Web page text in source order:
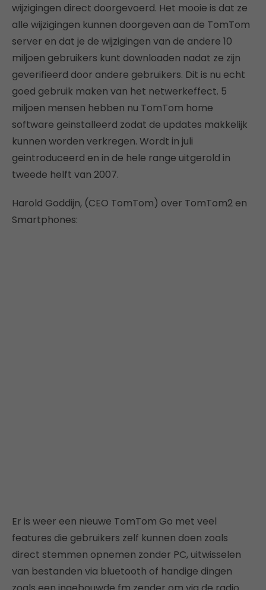
wijzigingen direct doorgevoerd. Het mooie is dat ze
alle wijzigingen kunnen doorgeven aan de TomTom
server en dat je de wijzigingen van de andere 10
miljoen gebruikers kunt downloaden nadat ze zijn
geverifieerd door andere gebruikers. Dit is nu echt
goed gebruik maken van het netwerkeffect. 5
miljoen mensen hebben nu TomTom home
software geinstalleerd zodat de updates makkelijk
kunnen worden verkregen. Wordt in juli
geintroduceerd en in de hele range uitgerold in
tweede helft van 2007.
Harold Goddijn, (CEO TomTom) over TomTom2 en
Smartphones:
Er is weer een nieuwe TomTom Go met veel
features die gebruikers zelf kunnen doen zoals
direct stemmen opnemen zonder PC, uitwisselen
van bestanden via bluetooth of handige dingen